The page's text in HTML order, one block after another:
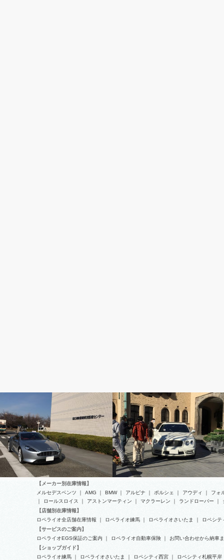
アストンマーチンDB9 ベントレー フライングスパー
【メーカー別在庫情報】
メルセデスベンツ ｜ AMG ｜ BMW｜ アルピナ ｜ ポルシェ ｜ アウディ ｜
フォ
｜
ロールスロイス ｜ アストンマーティン ｜ マクラーレン ｜ ランドローバー｜
【店舗別在庫情報】
ロペライオ全店舗在庫情報 ｜ ロペライオ練馬｜ ロペライオさいたま ｜
ロペシテ
【サービスのご案内】
ロペライオEGS保証のご案内 ｜ ロペライオ自動車保険｜
お問い合わせから納車
【ショップガイド】
ロペライオ練馬｜ ロペライオさいたま ｜ ロペシティ西宮｜ ロペシティ札幌平岸